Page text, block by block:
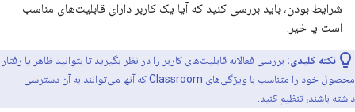
شرایط بودن، باید بررسی کنید که آیا یک کاربر دارای قابلیت‌های مناسب
است یا خیر.
نکته کلیدی: بررسی فعالانه قابلیت‌های کاربر را در نظر بگیرید تا بتوانید ظاهر یا رفتار
محصول خود را متناسب با ویژگی‌های Classroom که آنها می‌توانند به آن دسترسی
داشته باشند، تنظیم کنید.